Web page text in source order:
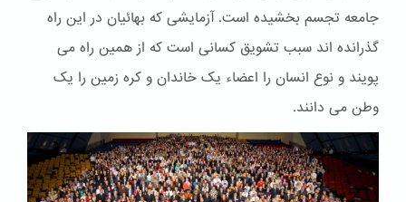
جامعه تجسم بخشیده است. آزمایشی که بهائیان در این راه
گذرانده اند سبب تشویق کسانی است که از همین راه می
پویند و نوع انسان را اعضاء یک خاندان و کره زمین را یک
وطن می دانند.